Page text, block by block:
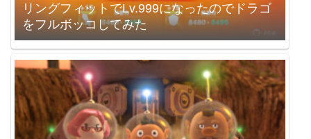
リングフィットでLv.999になったのでドラゴ
をフルボッコしてみた